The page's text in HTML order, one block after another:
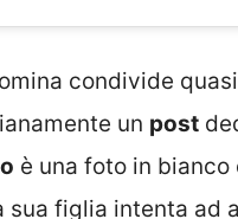
condivide quasi
un post
è una foto in bianco
sua figlia intenta ad